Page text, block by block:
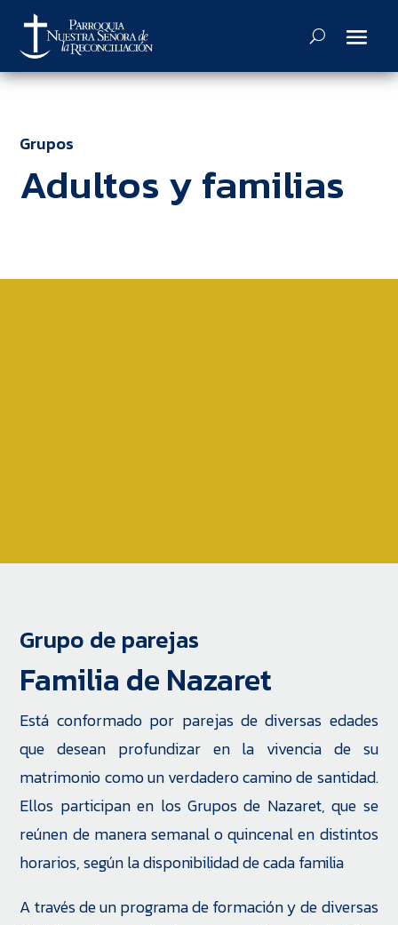
Grupos
Adultos y familias
Grupo de parejas
Familia de Nazaret
Está conformado por parejas de diversas edades
que desean profundizar en la vivencia de su
matrimonio como un verdadero camino de santidad.
Ellos participan en los Grupos de Nazaret, que se
reúnen de manera semanal o quincenal en distintos
horarios, según la disponibilidad de cada familia
A través de un programa de formación y de diversas